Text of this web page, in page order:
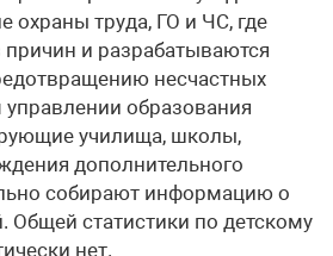
охраны труда, ГО и ЧС, где
причин и разрабатываются
несчастных
образования
училища, школы,
дополнительного
собирают информацию о
Общей статистики по детскому
нет.